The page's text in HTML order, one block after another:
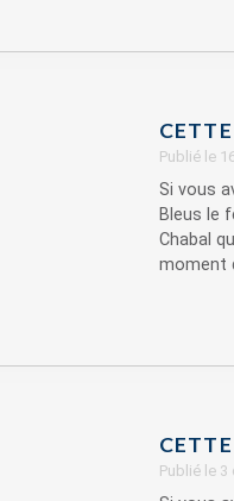
Publié le
Si vous
Bleus le
Chabal
moment
Publié le